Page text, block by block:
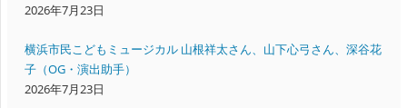
2026年7月23日
横浜市民こどもミュージカル 山根祥太さん、山下心弓さん、深谷花
子（OG・演出助手）
2026年7月23日